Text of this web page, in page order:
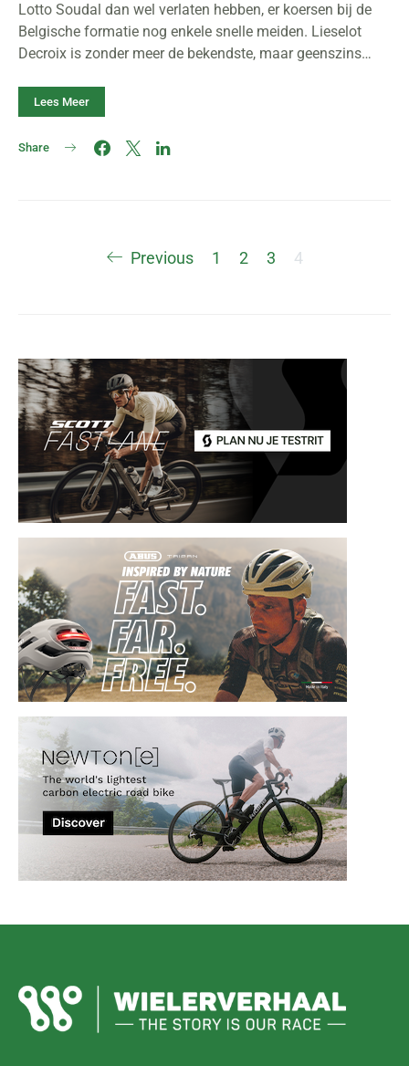
Lotto Soudal dan wel verlaten hebben, er koersen bij de
Belgische formatie nog enkele snelle meiden. Lieselot
Decroix is zonder meer de bekendste, maar geenszins…
Lees Meer
Share
Berichten
Previous 1 2 3 4